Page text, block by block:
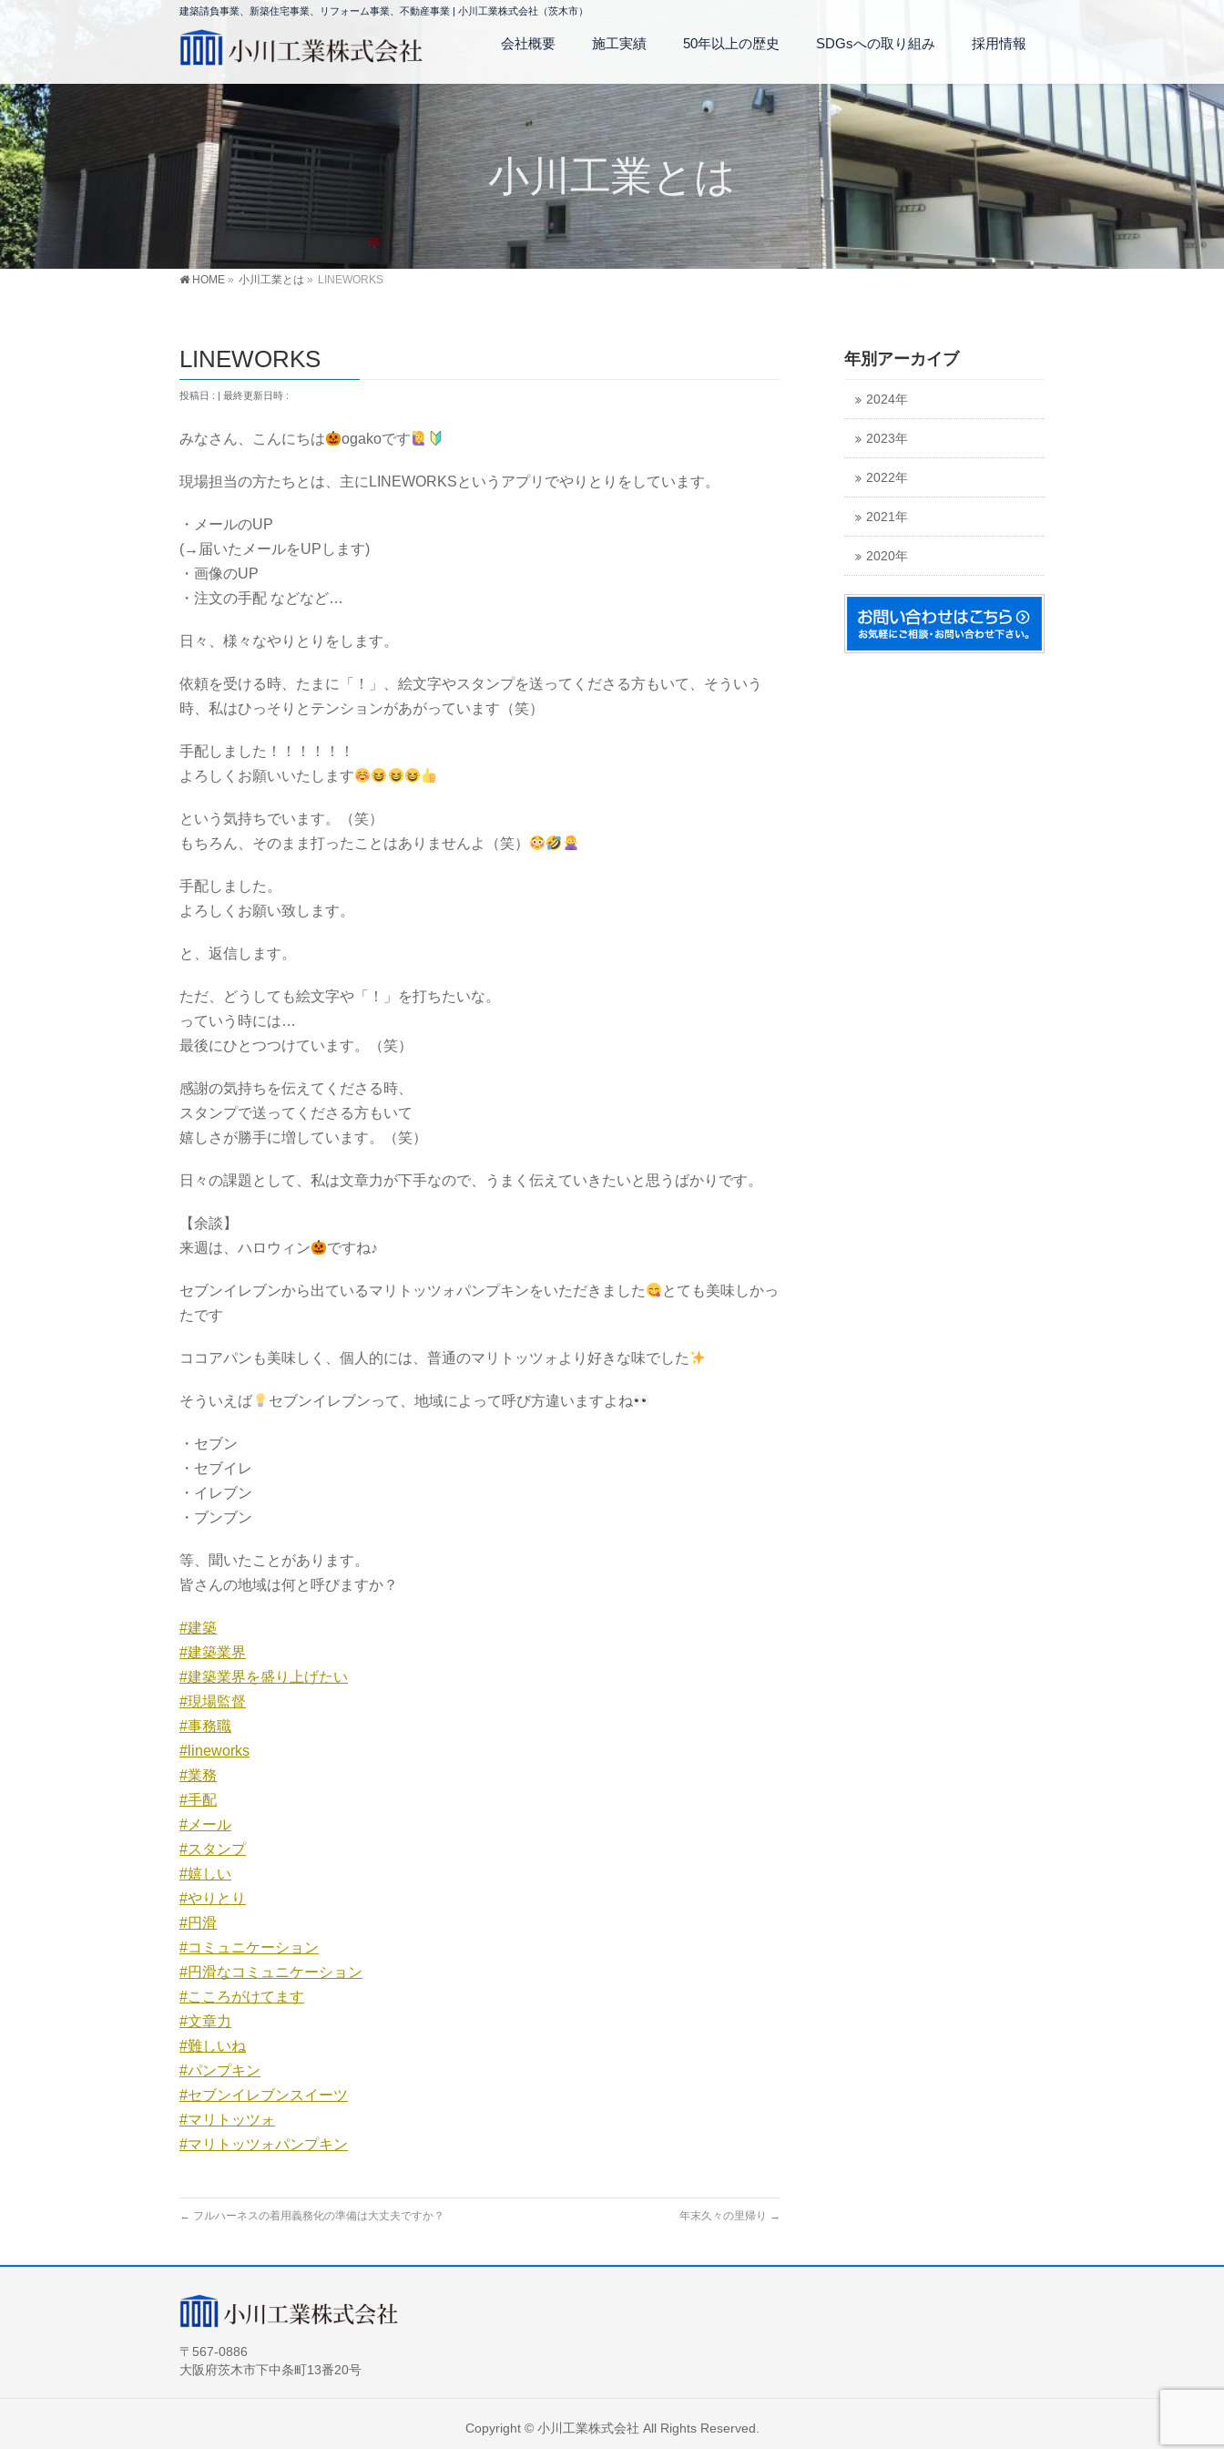
建築請負事業、新築住宅事業、リフォーム事業、不動産事業 | 小川工業株式会社（茨木市）
会社概要 施工実績 50年以上の歴史 SDGsへの取り組み 採用情報
小川工業とは
HOME » 小川工業とは » LINEWORKS
LINEWORKS
投稿日 : 最終更新日時 :
みなさん、こんにちは ogakoです
現場担当の方たちとは、主にLINEWORKSというアプリでやりとりをしています。
・メールのUP
(→届いたメールをUPします)
・画像のUP
・注文の手配 などなど…
日々、様々なやりとりをします。
依頼を受ける時、たまに「！」、絵文字やスタンプを送ってくださる方もいて、そういう
時、私はひっそりとテンションがあがっています（笑）
手配しました！！！！！！
よろしくお願いいたします
という気持ちでいます。（笑）
もちろん、そのまま打ったことはありませんよ（笑）
手配しました。
よろしくお願い致します。
と、返信します。
ただ、どうしても絵文字や「！」を打ちたいな。
っていう時には…
最後にひとつつけています。（笑）
感謝の気持ちを伝えてくださる時、
スタンプで送ってくださる方もいて
嬉しさが勝手に増しています。（笑）
日々の課題として、私は文章力が下手なので、うまく伝えていきたいと思うばかりです。
【余談】
来週は、ハロウィン
ですね♪
セブンイレブンから出ているマリトッツォパンプキンをいただきました
とても美味しかっ
たです
ココアパンも美味しく、個人的には、普通のマリトッツォより好きな味でした
そういえば セブンイレブンって、地域によって呼び方違いますよね
・セブン
・セブイレ
・イレブン
・ブンブン
等、聞いたことがあります。
皆さんの地域は何と呼びますか？
#建築
#建築業界
#建築業界を盛り上げたい
#現場監督
#事務職
#lineworks
#業務
#手配
#メール
#スタンプ
#嬉しい
#やりとり
#円滑
#コミュニケーション
#円滑なコミュニケーション
#こころがけてます
#文章力
#難しいね
#パンプキン
#セブンイレブンスイーツ
#マリトッツォ
#マリトッツォパンプキン
← フルハーネスの着用義務化の準備は大丈夫ですか？ 年末久々の里帰り →
年別アーカイブ
2024年
2023年
2022年
2021年
2020年
〒567-0886
大阪府茨木市下中条町13番20号
Copyright © 小川工業株式会社 All Rights Reserved.